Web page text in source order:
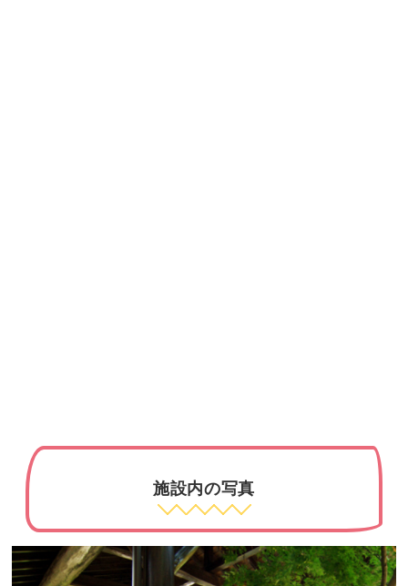
施設内の写真